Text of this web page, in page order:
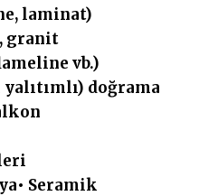
laminat)
granit
vb.)
yalıtımlı) doğrama
Seramik